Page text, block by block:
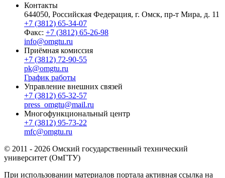
Контакты
644050, Российская Федерация, г. Омск, пр-т Мира, д. 11
+7 (3812) 65-34-07
Факс: +7 (3812) 65-26-98
info@omgtu.ru
Приёмная комиссия
+7 (3812) 72-90-55
pk@omgtu.ru
График работы
Управление внешних связей
+7 (3812) 65-32-57
press_omgtu@mail.ru
Многофункциональный центр
+7 (3812) 95-73-22
mfc@omgtu.ru
© 2011 - 2026 Омский государственный технический
университет (ОмГТУ)
При использовании материалов портала активная ссылка на